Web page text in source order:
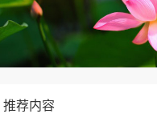
推荐内容